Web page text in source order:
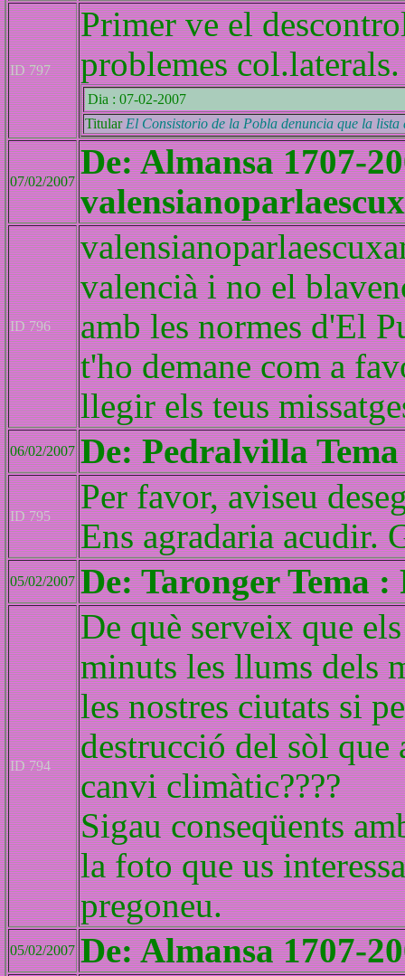
ID 797
Primer ve el
problemes col.laterals.
Dia : 07-02-2007
TitularEl Consistorio de la Pobla denuncia que la lista
07/02/2007
De: Almansa 1707-
ID 796
valencià i no el
amb les normes d'El
t'ho demane com a
llegir els teus
06/02/2007 De: Pedralvilla
ID 795
Per favor, aviseu
Ens agradaria acudir.
05/02/2007 De: Taronger Tema
ID 794
De què serveix que
minuts les llums dels
les nostres ciutats si
destrucció del sòl que
canvi climàtic????
Sigau conseqüents
la foto que us
pregoneu.
05/02/2007 De: Almansa 1707-